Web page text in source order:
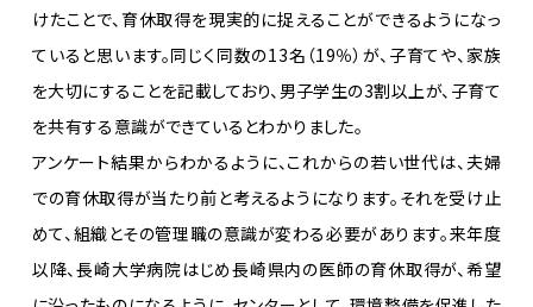
けたことで、育休取得を現実的に捉えることができるようになっ
ていると思います。同じく同数の13名（19％）が、子育てや、家族
を大切にすることを記載しており、男子学生の3割以上が、子育て
を共有する意識ができているとわかりました。
アンケート結果からわかるように、これからの若い世代は、夫婦
での育休取得が当たり前と考えるようになります。それを受け止
めて、組織とその管理職の意識が変わる必要があります。来年度
以降、長崎大学病院はじめ長崎県内の医師の育休取得が、希望